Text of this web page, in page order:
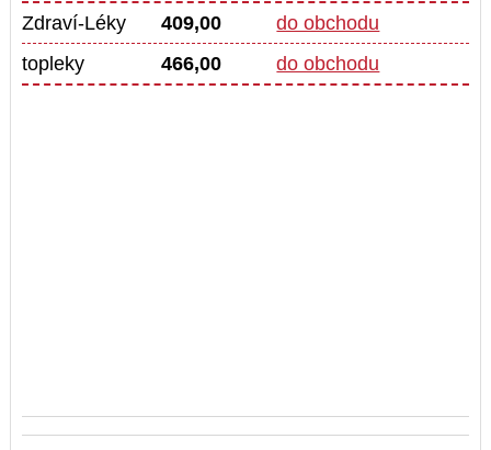
Zdraví-Léky 409,00
do obchodu
topleky
466,00 do obchodu